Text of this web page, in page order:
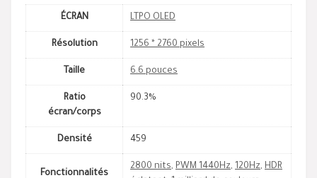
ÉCRAN LTPO OLED
Résolution 1256 * 2760 pixels
Taille 6.6 pouces
Ratio
écran/corps
90.3%
Densité 459
Fonctionnalités
2800 nits, PWM 1440Hz, 120Hz, HDR